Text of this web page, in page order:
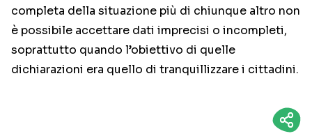
completa della situazione più di chiunque altro non
è possibile accettare dati imprecisi o incompleti,
soprattutto quando l’obiettivo di quelle
dichiarazioni era quello di tranquillizzare i cittadini.